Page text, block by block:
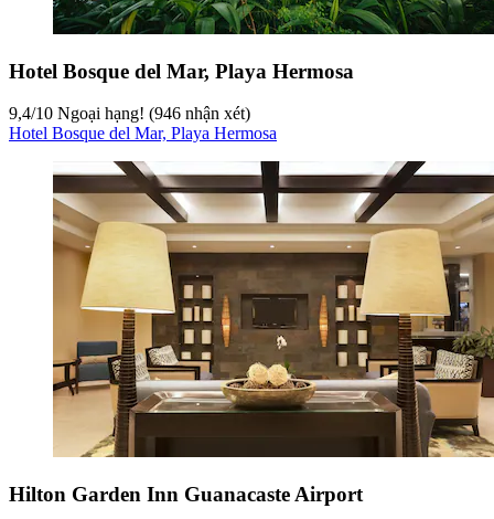
Hotel Bosque del Mar, Playa Hermosa
9,4/10 Ngoại hạng! (946 nhận xét)
Hotel Bosque del Mar, Playa Hermosa
Hilton Garden Inn Guanacaste Airport